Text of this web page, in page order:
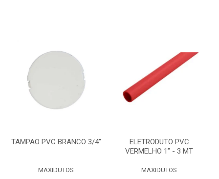
TAMPAO PVC BRANCO 3/4”
MAXIDUTOS
ELETRODUTO PVC
VERMELHO 1” - 3 MT
MAXIDUTOS